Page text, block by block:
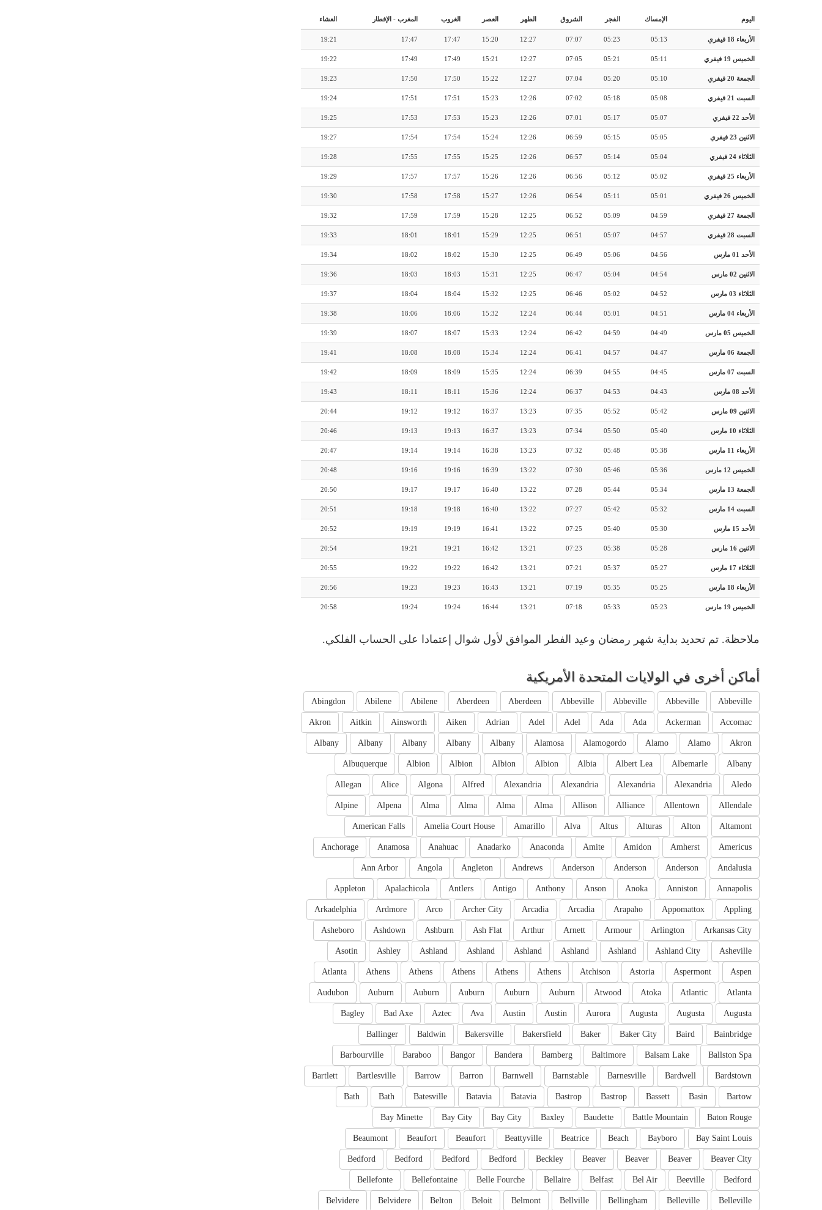
اليوم الإمساك الفجر الشروق الظهر العصر الغروب المغرب - الإفطار العشاء
الأربعاء 18 فيفري 05:13
05:23
07:07
12:27
15:20
17:47
17:47
19:21
الخميس 19 فيفري 05:11
05:21
07:05
12:27
15:21
17:49
17:49
19:22
الجمعة 20 فيفري 05:10
05:20
07:04
12:27
15:22
17:50
17:50
19:23
السبت 21 فيفري 05:08
05:18
07:02
12:26
15:23
17:51
17:51
19:24
الأحد 22 فيفري 05:07
05:17
07:01
12:26
15:23
17:53
17:53
19:25
الاثنين 23 فيفري 05:05
05:15
06:59
12:26
15:24
17:54
17:54
19:27
الثلاثاء 24 فيفري 05:04
05:14
06:57
12:26
15:25
17:55
17:55
19:28
الأربعاء 25 فيفري 05:02
05:12
06:56
12:26
15:26
17:57
17:57
19:29
الخميس 26 فيفري 05:01
05:11
06:54
12:26
15:27
17:58
17:58
19:30
الجمعة 27 فيفري 04:59
05:09
06:52
12:25
15:28
17:59
17:59
19:32
السبت 28 فيفري 04:57
05:07
06:51
12:25
15:29
18:01
18:01
19:33
الأحد 01 مارس 04:56
05:06
06:49
12:25
15:30
18:02
18:02
19:34
الاثنين 02 مارس 04:54
05:04
06:47
12:25
15:31
18:03
18:03
19:36
الثلاثاء 03 مارس 04:52
05:02
06:46
12:25
15:32
18:04
18:04
19:37
الأربعاء 04 مارس 04:51
05:01
06:44
12:24
15:32
18:06
18:06
19:38
الخميس 05 مارس 04:49
04:59
06:42
12:24
15:33
18:07
18:07
19:39
الجمعة 06 مارس 04:47
04:57
06:41
12:24
15:34
18:08
18:08
19:41
السبت 07 مارس 04:45
04:55
06:39
12:24
15:35
18:09
18:09
19:42
الأحد 08 مارس 04:43
04:53
06:37
12:24
15:36
18:11
18:11
19:43
الاثنين 09 مارس 05:42
05:52
07:35
13:23
16:37
19:12
19:12
20:44
الثلاثاء 10 مارس 05:40
05:50
07:34
13:23
16:37
19:13
19:13
20:46
الأربعاء 11 مارس 05:38
05:48
07:32
13:23
16:38
19:14
19:14
20:47
الخميس 12 مارس 05:36
05:46
07:30
13:22
16:39
19:16
19:16
20:48
الجمعة 13 مارس 05:34
05:44
07:28
13:22
16:40
19:17
19:17
20:50
السبت 14 مارس 05:32
05:42
07:27
13:22
16:40
19:18
19:18
20:51
الأحد 15 مارس 05:30
05:40
07:25
13:22
16:41
19:19
19:19
20:52
الاثنين 16 مارس 05:28
05:38
07:23
13:21
16:42
19:21
19:21
20:54
الثلاثاء 17 مارس 05:27
05:37
07:21
13:21
16:42
19:22
19:22
20:55
الأربعاء 18 مارس 05:25
05:35
07:19
13:21
16:43
19:23
19:23
20:56
الخميس 19 مارس 05:23
05:33
07:18
13:21
16:44
19:24
19:24
20:58
ملاحظة. تم تحديد بداية شهر رمضان وعيد الفطر الموافق لأول شوال إعتمادا على الحساب الفلكي.
أماكن أخرى في الولايات المتحدة الأمريكية
Abbeville
Abbeville
Abbeville
Abbeville
Aberdeen
Aberdeen
Abilene
Abilene
Abingdon
Accomac
Ackerman
Ada
Ada
Adel
Adel
Adrian
Aiken
Ainsworth
Aitkin
Akron
Akron
Alamo
Alamo
Alamogordo
Alamosa
Albany
Albany
Albany
Albany
Albany
Albany
Albemarle
Albert Lea
Albia
Albion
Albion
Albion
Albion
Albuquerque
Aledo
Alexandria
Alexandria
Alexandria
Alexandria
Alfred
Algona
Alice
Allegan
Allendale
Allentown
Alliance
Allison
Alma
Alma
Alma
Alma
Alpena
Alpine
Altamont
Alton
Alturas
Altus
Alva
Amarillo
Amelia Court House
American Falls
Americus
Amherst
Amidon
Amite
Anaconda
Anadarko
Anahuac
Anamosa
Anchorage
Andalusia
Anderson
Anderson
Anderson
Andrews
Angleton
Angola
Ann Arbor
Annapolis
Anniston
Anoka
Anson
Anthony
Antigo
Antlers
Apalachicola
Appleton
Appling
Appomattox
Arapaho
Arcadia
Arcadia
Archer City
Arco
Ardmore
Arkadelphia
Arkansas City
Arlington
Armour
Arnett
Arthur
Ash Flat
Ashburn
Ashdown
Asheboro
Asheville
Ashland City
Ashland
Ashland
Ashland
Ashland
Ashland
Ashley
Asotin
Aspen
Aspermont
Astoria
Atchison
Athens
Athens
Athens
Athens
Athens
Atlanta
Atlanta
Atlantic
Atoka
Atwood
Auburn
Auburn
Auburn
Auburn
Auburn
Audubon
Augusta
Augusta
Augusta
Aurora
Austin
Austin
Ava
Aztec
Bad Axe
Bagley
Bainbridge
Baird
Baker City
Baker
Bakersfield
Bakersville
Baldwin
Ballinger
Ballston Spa
Balsam Lake
Baltimore
Bamberg
Bandera
Bangor
Baraboo
Barbourville
Bardstown
Bardwell
Barnesville
Barnstable
Barnwell
Barron
Barrow
Bartlesville
Bartlett
Bartow
Basin
Bassett
Bastrop
Bastrop
Batavia
Batavia
Batesville
Bath
Bath
Baton Rouge
Battle Mountain
Baudette
Baxley
Bay City
Bay City
Bay Minette
Bay Saint Louis
Bayboro
Beach
Beatrice
Beattyville
Beaufort
Beaufort
Beaumont
Beaver City
Beaver
Beaver
Beaver
Beckley
Bedford
Bedford
Bedford
Bedford
Bedford
Beeville
Bel Air
Belfast
Bellaire
Belle Fourche
Bellefontaine
Bellefonte
Belleville
Belleville
Bellingham
Bellville
Belmont
Beloit
Belton
Belvidere
Belvidere